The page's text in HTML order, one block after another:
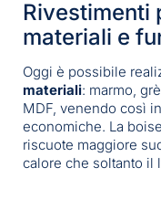
Rivestimenti
materiali e
Oggi è possibile
materiali: marmo,
MDF, venendo così
economiche. La
riscuote maggiore
calore che soltanto il